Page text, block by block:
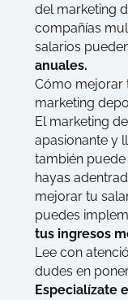
del marketing
compañías
salarios
anuales.
Cómo mejorar
marketing
El marketing
apasionante y
también
hayas
mejorar tu
puedes
tus ingresos
Lee con
dudes en
Especialízate